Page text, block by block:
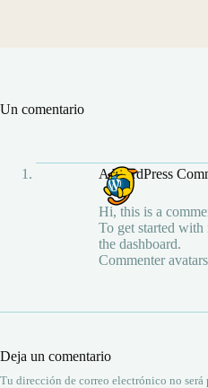
Un comentario
A WordPress
Hi, this is a
To get started with
the dashboard.
Commenter
Deja un comentario
Tu dirección de correo electrónico no será